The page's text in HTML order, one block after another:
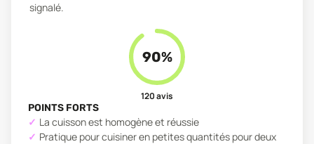
signalé.
90%
120avis
POINTS FORTS
La cuisson est homogène et réussie
Pratique pour cuisiner en petites quantités pour deux